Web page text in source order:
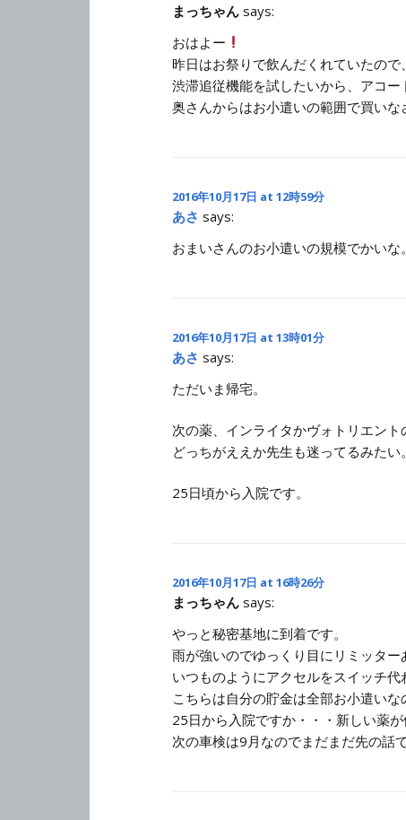
まっちゃん says:
おはよー
昨日はお祭りで飲んだくれていたので
渋滞追従機能を試したいから、アコー
奥さんからはお小遣いの範囲で買い
2016年10月17日 at 12時59分
あさ says:
おまいさんのお小遣いの規模でかいな。
2016年10月17日 at 13時01分
あさ says:
ただいま帰宅。
次の薬、インライタかヴォトリエント
どっちがええか先生も迷ってるみたい。
25日頃から入院です。
2016年10月17日 at 16時26分
まっちゃん says:
やっと秘密基地に到着です。
雨が強いのでゆっくり目にリミッター
いつものようにアクセルをスイッチ
こちらは自分の貯金は全部お小遣いな
25日から入院ですか・・・新しい薬
次の車検は9月なのでまだまだ先の話で